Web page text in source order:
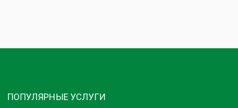
ПОПУЛЯРНЫЕ УСЛУГИ